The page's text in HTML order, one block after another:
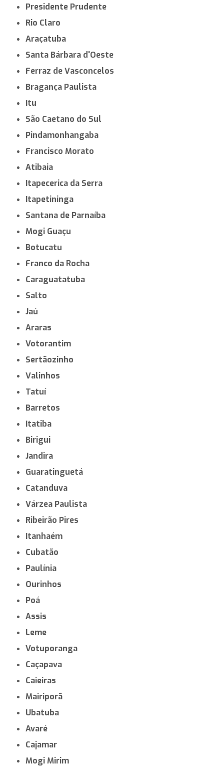
Presidente Prudente
Rio Claro
Araçatuba
Santa Bárbara d'Oeste
Ferraz de Vasconcelos
Bragança Paulista
Itu
São Caetano do Sul
Pindamonhangaba
Francisco Morato
Atibaia
Itapecerica da Serra
Itapetininga
Santana de Parnaíba
Mogi Guaçu
Botucatu
Franco da Rocha
Caraguatatuba
Salto
Jaú
Araras
Votorantim
Sertãozinho
Valinhos
Tatuí
Barretos
Itatiba
Birigui
Jandira
Guaratinguetá
Catanduva
Várzea Paulista
Ribeirão Pires
Itanhaém
Cubatão
Paulínia
Ourinhos
Poá
Assis
Leme
Votuporanga
Caçapava
Caieiras
Mairiporã
Ubatuba
Avaré
Cajamar
Mogi Mirim